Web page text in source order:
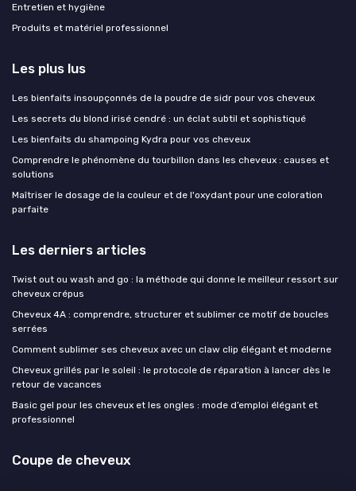
Entretien et hygiène
Produits et matériel professionnel
Les plus lus
Les bienfaits insoupçonnés de la poudre de sidr pour vos cheveux
Les secrets du blond irisé cendré : un éclat subtil et sophistiqué
Les bienfaits du shampoing Kydra pour vos cheveux
Comprendre le phénomène du tourbillon dans les cheveux : causes et
solutions
Maîtriser le dosage de la couleur et de l'oxydant pour une coloration
parfaite
Les derniers articles
Twist out ou wash and go : la méthode qui donne le meilleur ressort sur
cheveux crépus
Cheveux 4A : comprendre, structurer et sublimer ce motif de boucles
serrées
Comment sublimer ses cheveux avec un claw clip élégant et moderne
Cheveux grillés par le soleil : le protocole de réparation à lancer dès le
retour de vacances
Basic gel pour les cheveux et les ongles : mode d’emploi élégant et
professionnel
Coupe de cheveux